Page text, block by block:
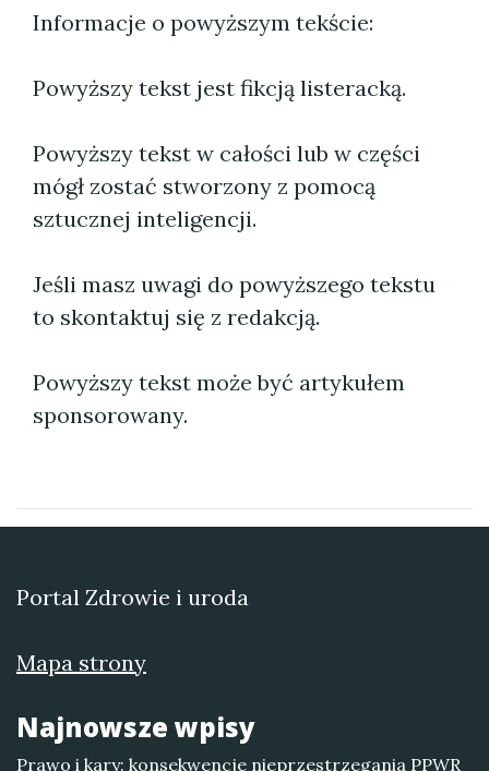
Informacje o powyższym tekście:
Powyższy tekst jest fikcją listeracką.
Powyższy tekst w całości lub w części
mógł zostać stworzony z pomocą
sztucznej inteligencji.
Jeśli masz uwagi do powyższego tekstu
to skontaktuj się z redakcją.
Powyższy tekst może być artykułem
sponsorowany.
Portal Zdrowie i uroda
Mapa strony
Najnowsze wpisy
Prawo i kary: konsekwencje nieprzestrzegania PPWR